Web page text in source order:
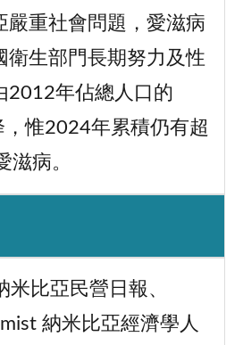
嚴重社會問題，愛滋病
衛生部門長期努力及性
2012年佔總人口的
，惟2024年累積仍有超
滋病。
米比亞民營日報、
納米比亞經濟學人